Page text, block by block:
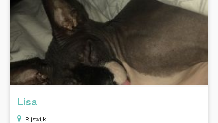
Lisa
Rijswijk